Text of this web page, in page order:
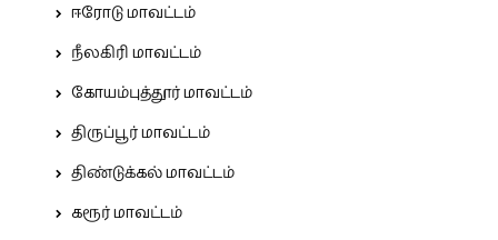
ஈரோடு மாவட்டம்
நீலகிரி மாவட்டம்
கோயம்புத்தூர் மாவட்டம்
திருப்பூர் மாவட்டம்
திண்டுக்கல் மாவட்டம்
கரூர் மாவட்டம்